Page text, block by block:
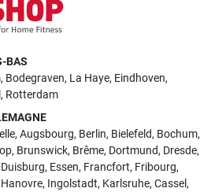
BAS
, Bodegraven, La Haye, Eindhoven,
, Rotterdam
, Augsbourg, Berlin, Bielefeld, Bochum,
, Brunswick, Brême, Dortmund, Dresde,
Duisburg, Essen, Francfort, Fribourg,
Hanovre, Ingolstadt, Karlsruhe, Cassel,